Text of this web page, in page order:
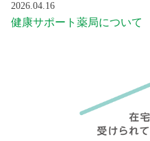
2026.04.16
健康サポート薬局について